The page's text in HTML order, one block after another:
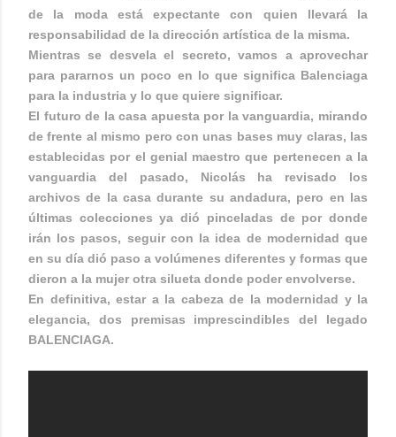
de la moda está expectante con quien llevará la
responsabilidad de la dirección artística de la misma.
Mientras se desvela el secreto, vamos a aprovechar
para pararnos un poco en lo que significa Balenciaga
para la industria y lo que quiere significar.
El futuro de la casa apuesta por la vanguardia, mirando
de frente al mismo pero con unas bases muy claras, las
establecidas por el genial maestro que pertenecen a la
vanguardia del pasado, Nicolás ha revisado los
archivos de la casa durante su andadura, pero en las
últimas colecciones ya dió pinceladas de por donde
irán los pasos, seguir con la idea de modernidad que
en su día dió paso a volúmenes diferentes y formas que
dieron a la mujer otra silueta donde poder envolverse.
En definitiva, estar a la cabeza de la modernidad y la
elegancia, dos premisas imprescindibles del legado
BALENCIAGA.